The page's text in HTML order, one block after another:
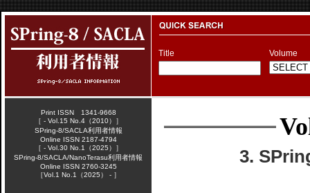
Title Volume
3.
Print ISSN 1341-9668
［ - Vol.15 No.4（2010）］
SPring-8/SACLA利用者情報
Online ISSN 2187-4794
［ - Vol.30 No.1（2025）］
SPring-8/SACLA/NanoTerasu利用者情報
Online ISSN 2760-3245
［Vol.1 No.1（2025） - ］